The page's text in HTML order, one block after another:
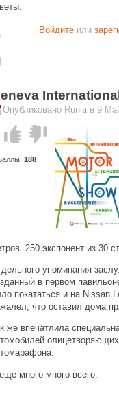
Войдитеили
Опубликовано Runia в 9
Голос за!Голос
против!
188
250 экспонент из 30
упоминания
в первом
покататься и на Nissan
что оставил дома
же впечатлила
много-много всего.